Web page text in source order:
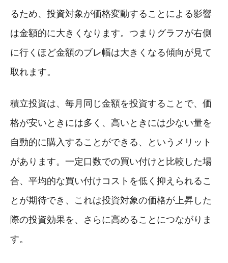
るため、投資対象が価格変動することによる影響
は金額的に大きくなります。つまりグラフが右側
に行くほど金額のブレ幅は大きくなる傾向が見て
取れます。
積立投資は、毎月同じ金額を投資することで、価
格が安いときには多く、高いときには少ない量を
自動的に購入することができる、というメリット
があります。一定口数での買い付けと比較した場
合、平均的な買い付けコストを低く抑えられるこ
とが期待でき、これは投資対象の価格が上昇した
際の投資効果を、さらに高めることにつながりま
す。